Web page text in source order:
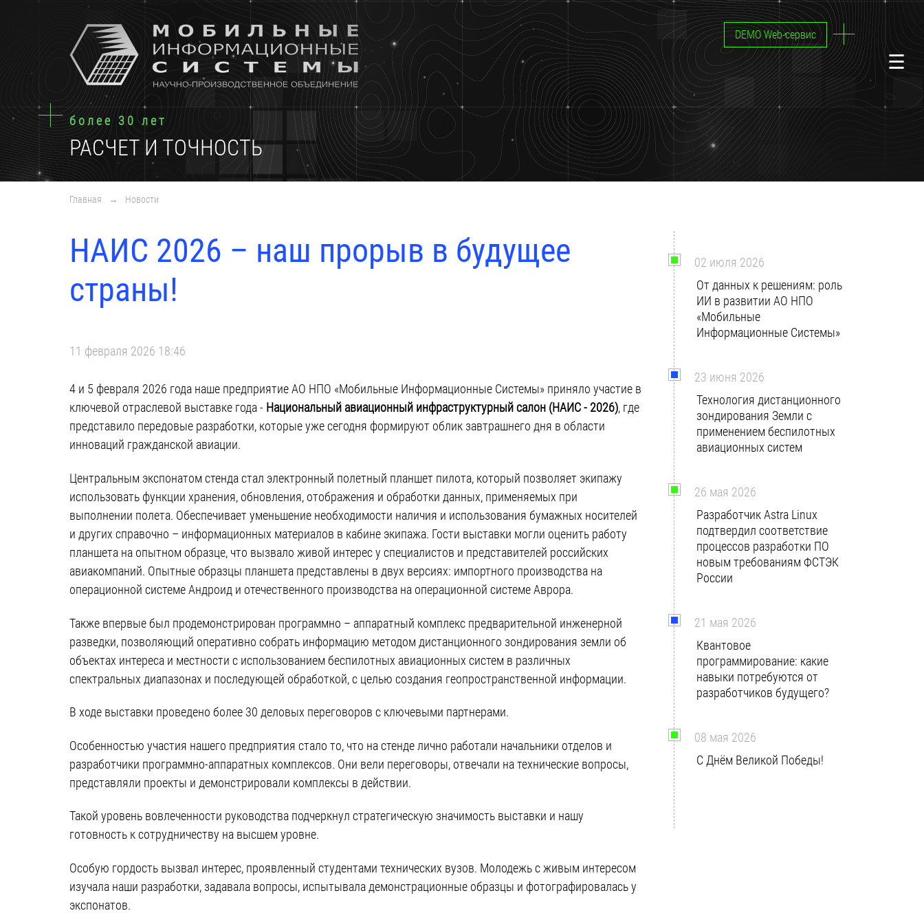
РАСЧЕТ И ТОЧНОСТЬ
более 30 лет
DEMO Web-сервис
Главная → Новости
НАИС 2026 – наш прорыв в будущее
страны!
11 февраля 2026 18:46
4 и 5 февраля 2026 года наше предприятие АО НПО «Мобильные Информационные Системы» приняло участие в
ключевой отраслевой выставке года - Национальный авиационный инфраструктурный салон (НАИС - 2026), где
представило передовые разработки, которые уже сегодня формируют облик завтрашнего дня в области
инноваций гражданской авиации.
Центральным экспонатом стенда стал электронный полетный планшет пилота, который позволяет экипажу
использовать функции хранения, обновления, отображения и обработки данных, применяемых при
выполнении полета. Обеспечивает уменьшение необходимости наличия и использования бумажных носителей
и других справочно – информационных материалов в кабине экипажа. Гости выставки могли оценить работу
планшета на опытном образце, что вызвало живой интерес у специалистов и представителей российских
авиакомпаний. Опытные образцы планшета представлены в двух версиях: импортного производства на
операционной системе Андроид и отечественного производства на операционной системе Аврора.
Также впервые был продемонстрирован программно – аппаратный комплекс предварительной инженерной
разведки, позволяющий оперативно собрать информацию методом дистанционного зондирования земли об
объектах интереса и местности с использованием беспилотных авиационных систем в различных
спектральных диапазонах и последующей обработкой, с целью создания геопространственной информации.
В ходе выставки проведено более 30 деловых переговоров с ключевыми партнерами.
Особенностью участия нашего предприятия стало то, что на стенде лично работали начальники отделов и
разработчики программно-аппаратных комплексов. Они вели переговоры, отвечали на технические вопросы,
представляли проекты и демонстрировали комплексы в действии.
Такой уровень вовлеченности руководства подчеркнул стратегическую значимость выставки и нашу
готовность к сотрудничеству на высшем уровне.
Особую гордость вызвал интерес, проявленный студентами технических вузов. Молодежь с живым интересом
изучала наши разработки, задавала вопросы, испытывала демонстрационные образцы и фотографировалась у
экспонатов.
02 июля 2026
От данных к решениям: роль
ИИ в развитии АО НПО
«Мобильные
Информационные Системы»
23 июня 2026
Технология дистанционного
зондирования Земли с
применением беспилотных
авиационных систем
26 мая 2026
Разработчик Astra Linux
подтвердил соответствие
процессов разработки ПО
новым требованиям ФСТЭК
России
21 мая 2026
Квантовое
программирование: какие
навыки потребуются от
разработчиков будущего?
08 мая 2026
С Днём Великой Победы!